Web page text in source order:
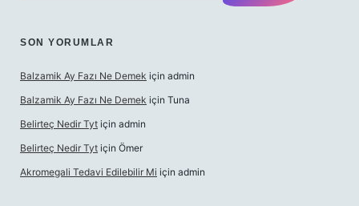
SON YORUMLAR
Balzamik Ay Fazı Ne Demek için admin
Balzamik Ay Fazı Ne Demek için Tuna
Belirteç Nedir Tyt için admin
Belirteç Nedir Tyt için Ömer
Akromegali Tedavi Edilebilir Mi için admin